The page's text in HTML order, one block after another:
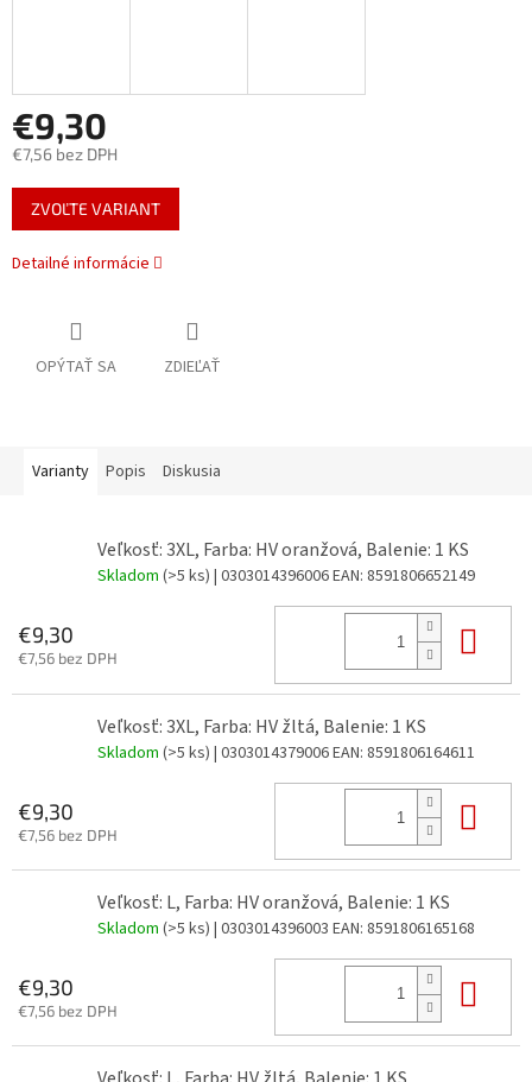
€9,30
€7,56 bez DPH
Jednotková
cena:
ZVOĽTE VARIANT
Detailné informácie
OPÝTAŤ SA ZDIEĽAŤ
Varianty Popis Diskusia
Veľkosť: 3XL, Farba: HV oranžová, Balenie: 1 KS
Skladom (>5 ks) | 0303014396006EAN: 8591806652149
€9,30
€7,56 bez DPH
Veľkosť: 3XL, Farba: HV žltá, Balenie: 1 KS
Skladom (>5 ks) | 0303014379006EAN: 8591806164611
€9,30
€7,56 bez DPH
Veľkosť: L, Farba: HV oranžová, Balenie: 1 KS
Skladom (>5 ks) | 0303014396003 EAN: 8591806165168
€9,30
€7,56 bez DPH